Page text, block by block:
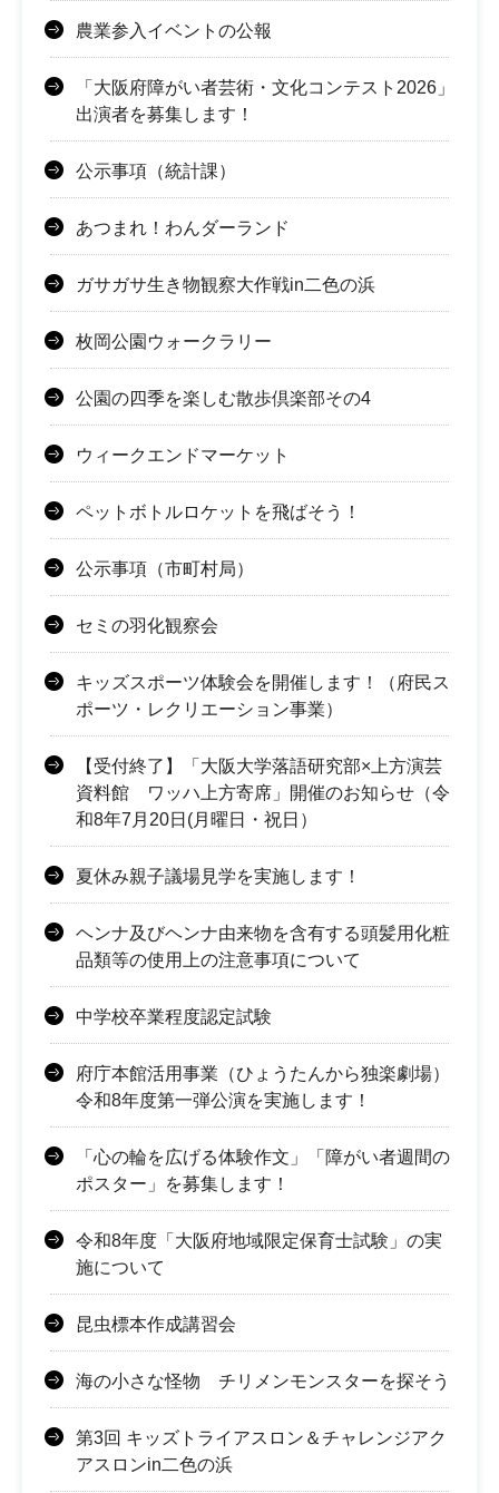
農業参入イベントの公報
「大阪府障がい者芸術・文化コンテスト2026」
出演者を募集します！
公示事項（統計課）
あつまれ！わんダーランド
ガサガサ生き物観察大作戦in二色の浜
枚岡公園ウォークラリー
公園の四季を楽しむ散歩倶楽部その4
ウィークエンドマーケット
ペットボトルロケットを飛ばそう！
公示事項（市町村局）
セミの羽化観察会
キッズスポーツ体験会を開催します！（府民ス
ポーツ・レクリエーション事業）
【受付終了】「大阪大学落語研究部×上方演芸
資料館 ワッハ上方寄席」開催のお知らせ（令
和8年7月20日(月曜日・祝日）
夏休み親子議場見学を実施します！
ヘンナ及びヘンナ由来物を含有する頭髪用化粧
品類等の使用上の注意事項について
中学校卒業程度認定試験
府庁本館活用事業（ひょうたんから独楽劇場）
令和8年度第一弾公演を実施します！
「心の輪を広げる体験作文」「障がい者週間の
ポスター」を募集します！
令和8年度「大阪府地域限定保育士試験」の実
施について
昆虫標本作成講習会
海の小さな怪物 チリメンモンスターを探そう
第3回 キッズトライアスロン＆チャレンジアク
アスロンin二色の浜